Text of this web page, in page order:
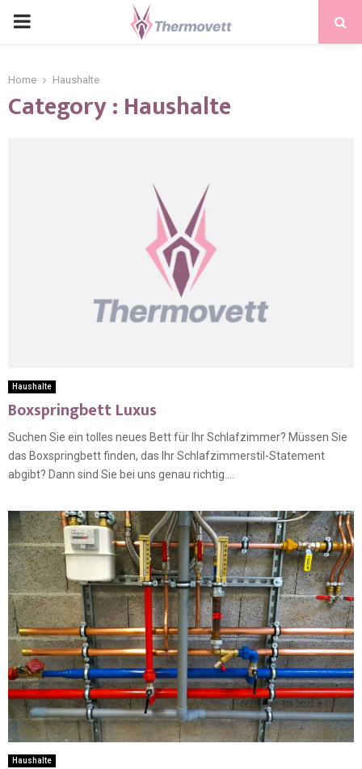
PRIMARY
Home Haushalte
Category : Haushalte
Haushalte
Boxspringbett Luxus
Suchen Sie ein tolles neues Bett für Ihr Schlafzimmer? Müssen Sie
das Boxspringbett finden, das Ihr Schlafzimmerstil-Statement
abgibt? Dann sind Sie bei uns genau richtig....
Haushalte